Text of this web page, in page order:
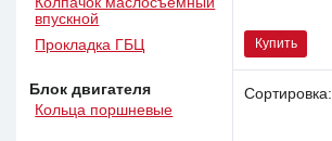
впускной
Прокладка ГБЦ
Блок двигателя
Кольца поршневые
Купить
Сортировка: